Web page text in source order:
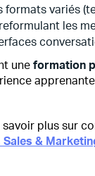
formats variés
les
une formation
savoir plus sur
&